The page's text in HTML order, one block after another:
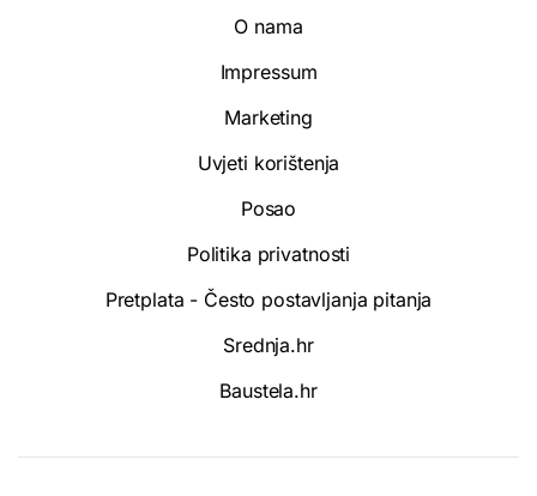
O nama
Impressum
Marketing
Uvjeti korištenja
Posao
Politika privatnosti
Pretplata - Često postavljanja pitanja
Srednja.hr
Baustela.hr